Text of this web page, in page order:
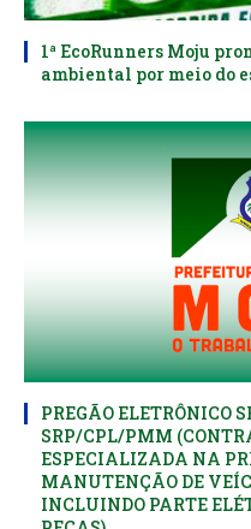
1ª EcoRunners Moju
ambiental por meio do
PREGÃO ELETRÔNICO
SRP/CPL/PMM
ESPECIALIZADA NA
MANUTENÇÃO DE
INCLUINDO PARTE